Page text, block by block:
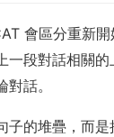
會區分重新
一段對話相關
話。
子的堆疊，而